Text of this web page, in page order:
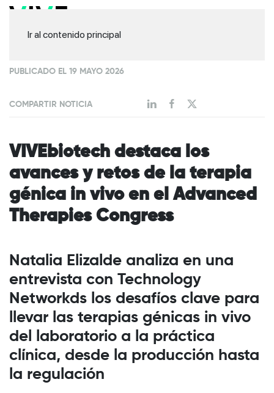
Ir al contenido principal
PUBLICADO EL 19 MAYO 2026
COMPARTIR NOTICIA
VIVEbiotech destaca los
avances y retos de la terapia
génica in vivo en el Advanced
Therapies Congress
Natalia Elizalde analiza en una
entrevista con Technology
Networkds los desafíos clave para
llevar las terapias génicas in vivo
del laboratorio a la práctica
clínica, desde la producción hasta
la regulación